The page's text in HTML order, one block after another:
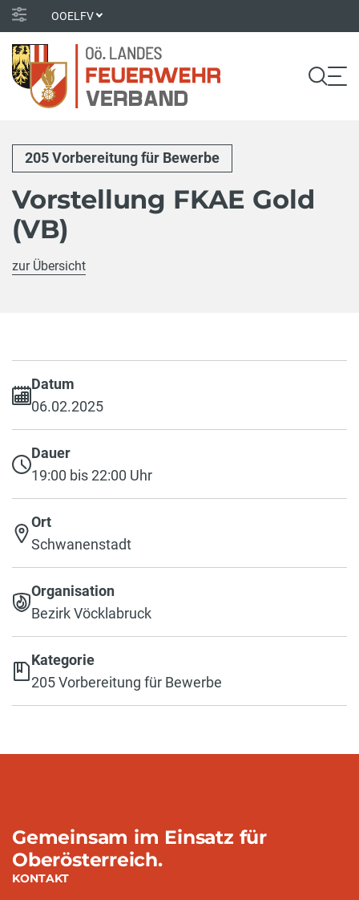
OOELFV
205 Vorbereitung für Bewerbe
Vorstellung FKAE Gold
(VB)
zur Übersicht
Datum
06.02.2025
Dauer
19:00 bis 22:00 Uhr
Ort
Schwanenstadt
Organisation
Bezirk Vöcklabruck
Kategorie
205 Vorbereitung für Bewerbe
Gemeinsam im Einsatz für
Oberösterreich.
KONTAKT